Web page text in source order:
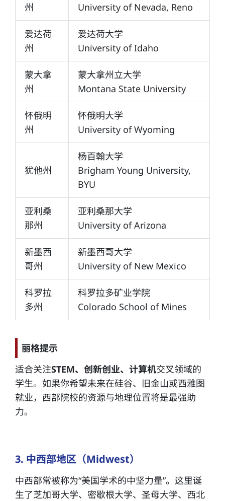
州
University of Nevada, Reno
爱达荷
州
爱达荷大学
University of Idaho
蒙大拿
州
蒙大拿州立大学
Montana State University
怀俄明
州
怀俄明大学
University of Wyoming
犹他州
杨百翰大学
Brigham Young University,
BYU
亚利桑
那州
亚利桑那大学
University of Arizona
新墨西
哥州
新墨西哥大学
University of New Mexico
科罗拉
多州
科罗拉多矿业学院
Colorado School of Mines
丽格提示
适合关注STEM、创新创业、计算机交叉领域的
学生。如果你希望未来在硅谷、旧金山或西雅图
就业，西部院校的资源与地理位置将是最强助
力。
3. 中西部地区（Midwest）
中西部常被称为“美国学术的中坚力量”。这里诞
生了芝加哥大学、密歇根大学、圣母大学、西北